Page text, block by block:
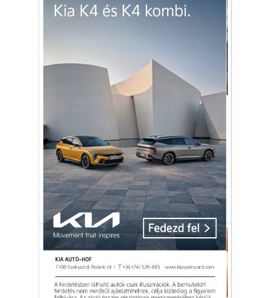
Tojáskörkép, elárasztotta
Európát az ukrán tojás
Ha valaminek, akkor kiegyensúlyozztnak
nem lehet mondani a hazai
baromfiágazatot.
baromfi tojástermelés tojáspiac